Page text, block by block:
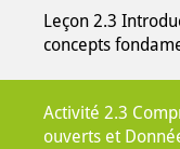
Leçon 2.3
concepts
Activité 2.3
ouverts et